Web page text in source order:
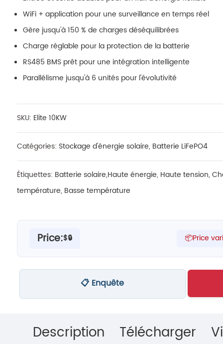
WiFi + application pour une surveillance en temps réel
Gère jusqu'à 150 % de charges déséquilibrées
Charge réglable pour la protection de la batterie
RS485 BMS prêt pour une intégration intelligente
Parallélisme jusqu'à 6 unités pour l'évolutivité
SKU: Elite 10KW
Catégories: Stockage d'énergie solaire, Batterie LiFePO4
Étiquettes: Batterie solaire,Haute énergie, Haute tension,
température, Basse température
Price:$🔒 📦Price
📋 Enquête
Description Télécharger